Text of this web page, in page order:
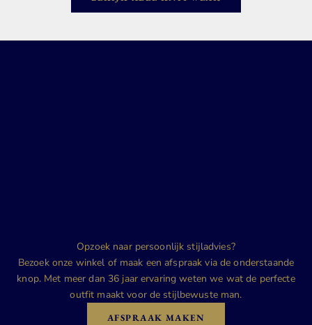
Opzoek naar persoonlijk stijladvies?
Bezoek onze winkel of maak een afspraak via de onderstaande
knop. Met meer dan 36 jaar ervaring weten we wat de perfecte
outfit maakt voor de stijlbewuste man.
AFSPRAAK MAKEN